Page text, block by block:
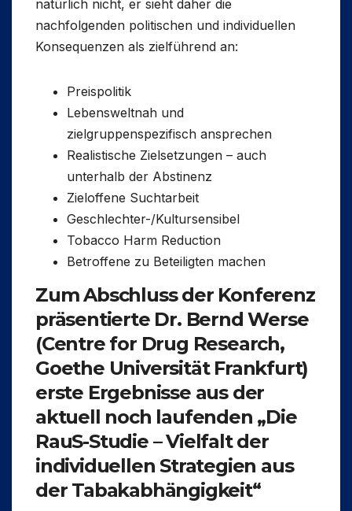
natürlich nicht, er sieht daher die
nachfolgenden politischen und individuellen
Konsequenzen als zielführend an:
Preispolitik
Lebensweltnah und
zielgruppenspezifisch ansprechen
Realistische Zielsetzungen – auch
unterhalb der Abstinenz
Zieloffene Suchtarbeit
Geschlechter-/Kultursensibel
Tobacco Harm Reduction
Betroffene zu Beteiligten machen
Zum Abschluss der Konferenz
präsentierte Dr. Bernd Werse
(Centre for Drug Research,
Goethe Universität Frankfurt)
erste Ergebnisse aus der
aktuell noch laufenden „Die
RauS-Studie – Vielfalt der
individuellen Strategien aus
der Tabakabhängigkeit“